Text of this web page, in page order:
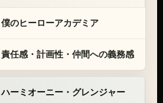
僕のヒーローアカデミア
責任感・計画性・仲間への義務感
ハーミオーニー・グレンジャー